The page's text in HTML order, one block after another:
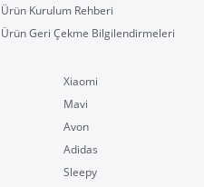
Ürün Kurulum Rehberi
Ürün Geri Çekme Bilgilendirmeleri
Xiaomi
Mavi
Avon
Adidas
Sleepy